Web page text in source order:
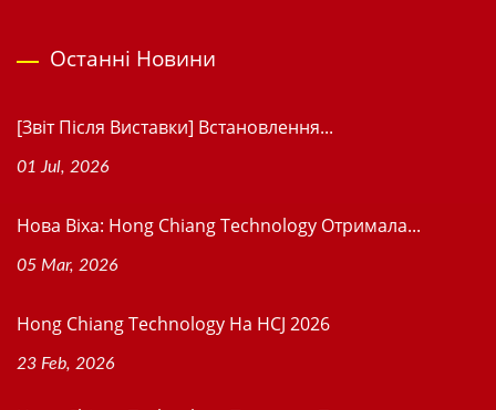
Останні Новини
[Звіт Після Виставки] Встановлення...
01 Jul, 2026
Нова Віхa: Hong Chiang Technology Отримала...
05 Mar, 2026
Hong Chiang Technology На HCJ 2026
23 Feb, 2026